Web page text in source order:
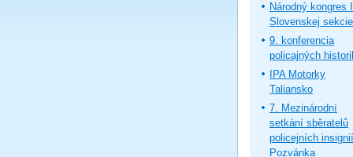
Národný kongres
Slovenskej sekcie
9. konferencia
policajných
IPA Motorky
Taliansko
7. Mezinárodní
setkání sběratelů
policejních
Pozvánka